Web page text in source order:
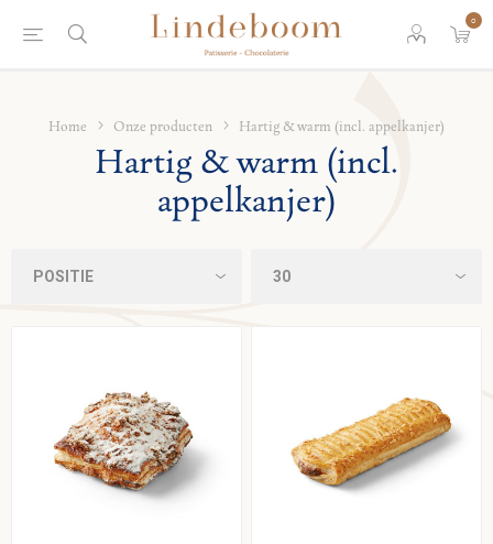
0
Home Onze producten Hartig & warm (incl. appelkanjer)
Hartig & warm (incl.
appelkanjer)